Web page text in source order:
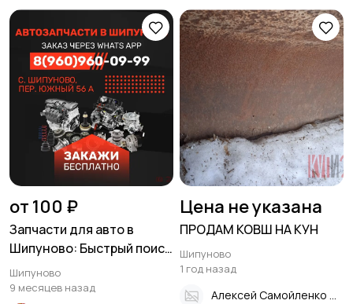
от 100 ₽
Запчасти для авто в
Шипуново: Быстрый поиск
и доставка от 1 дня!
Шипуново
9 месяцев назад
Цена не указана
ПРОДАМ КОВШ НА КУН
Шипуново
1 год назад
Алексей Самойленко